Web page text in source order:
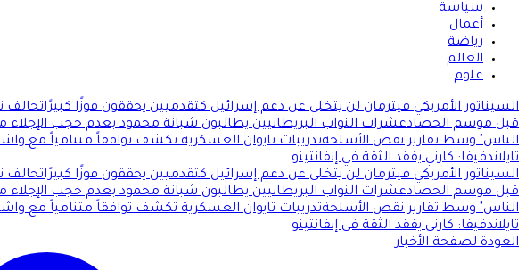
سياسة
أعمال
رياضة
العالم
علوم
السيناتور الأمريكي فيترمان لن يتخلى عن دعم إسرائيل كتقدميين يحققون فوزًا كبيرًاتحالف
قبل موسم الحصادعشرات النواب البريطانيين يطالبون شبانة محمود بعدم حجب الإجلاء
الناس" وسط تقارير نقص الأسلحةتدريبات تايوان العسكرية تكشف توافقاً متنامياً مع
تايلاندفيفا: كارني يفقد الثقة في إنفانتينو
السيناتور الأمريكي فيترمان لن يتخلى عن دعم إسرائيل كتقدميين يحققون فوزًا كبيرًاتحالف
قبل موسم الحصادعشرات النواب البريطانيين يطالبون شبانة محمود بعدم حجب الإجلاء
الناس" وسط تقارير نقص الأسلحةتدريبات تايوان العسكرية تكشف توافقاً متنامياً مع
تايلاندفيفا: كارني يفقد الثقة في إنفانتينو
العودة لصفحة الأخبار